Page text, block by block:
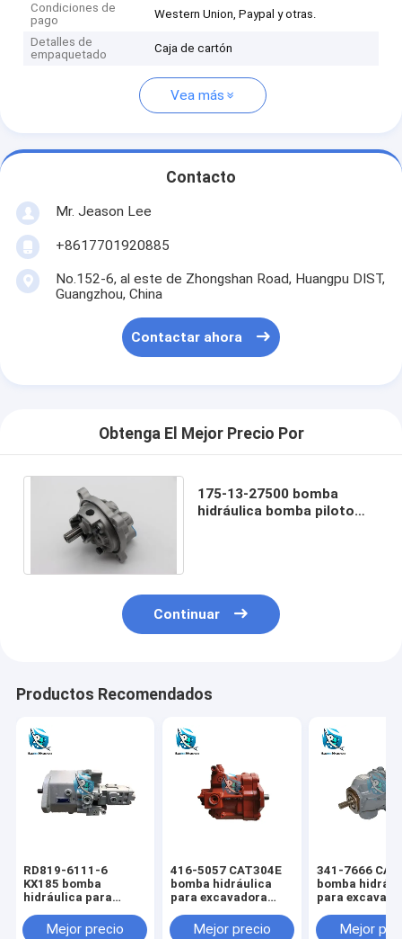
Condiciones de
pago
Western Union, Paypal y otras.
Detalles de
empaquetado
Caja de cartón
Vea más
Contacto
Mr. Jeason Lee
+8617701920885
No.152-6, al este de Zhongshan Road, Huangpu DIST,
Guangzhou, China
Contactar ahora
Obtenga El Mejor Precio Por
175-13-27500 bomba
hidráulica bomba piloto
Continuar
Productos Recomendados
RD819-6111-6
KX185 bomba
hidráulica para
Mejor precio
416-5057 CAT304E
bomba hidráulica
para excavadora
Mejor precio
341-7666
bomba
para
Mejor